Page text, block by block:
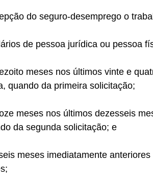
do seguro-desemprego o
de pessoa jurídica ou pessoa
meses nos últimos vinte e
quando da primeira solicitação;
meses nos últimos dezesseis
da segunda solicitação; e
meses imediatamente